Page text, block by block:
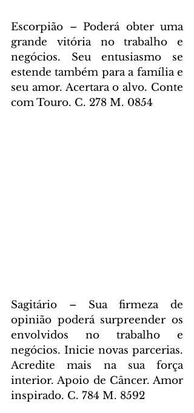
Escorpião – Poderá obter uma
grande vitória no trabalho e
negócios. Seu entusiasmo se
estende também para a família e
seu amor. Acertara o alvo. Conte
com Touro. C. 278 M. 0854
Sagitário – Sua firmeza de
opinião poderá surpreender os
envolvidos no trabalho e
negócios. Inicie novas parcerias.
Acredite mais na sua força
interior. Apoio de Câncer. Amor
inspirado. C. 784 M. 8592